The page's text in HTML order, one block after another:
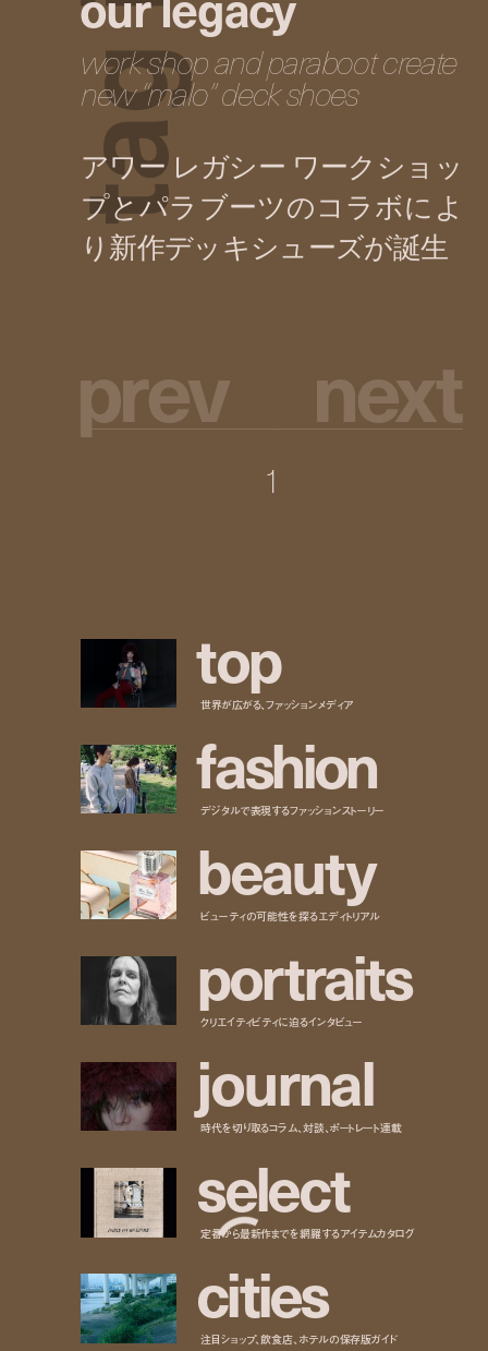
t
a
g
work shop and paraboot create
new “malo” deck shoes
prev next
1
top
世界が広がる、ファッションメディア
fashion
デジタルで表現するファッションストーリー
beauty
ビューティの可能性を探るエディトリアル
portraits
クリエイティビティに迫るインタビュー
journal
時代を切り取るコラム、対談、ポートレート連載
select
定番から最新作までを網羅するアイテムカタログ
cities
注目ショップ、飲食店、ホテルの保存版ガイド